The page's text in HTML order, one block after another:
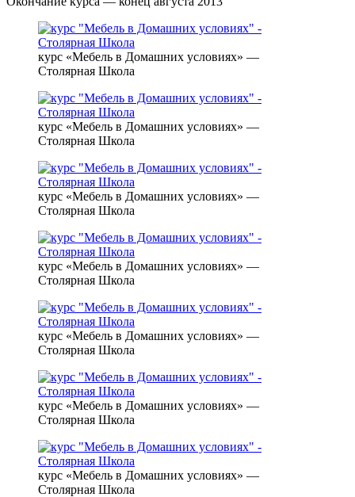
курс «Мебель в Домашних условиях» —
Столярная Школа
курс «Мебель в Домашних условиях» —
Столярная Школа
курс «Мебель в Домашних условиях» —
Столярная Школа
курс «Мебель в Домашних условиях» —
Столярная Школа
курс «Мебель в Домашних условиях» —
Столярная Школа
курс «Мебель в Домашних условиях» —
Столярная Школа
курс «Мебель в Домашних условиях» —
Столярная Школа